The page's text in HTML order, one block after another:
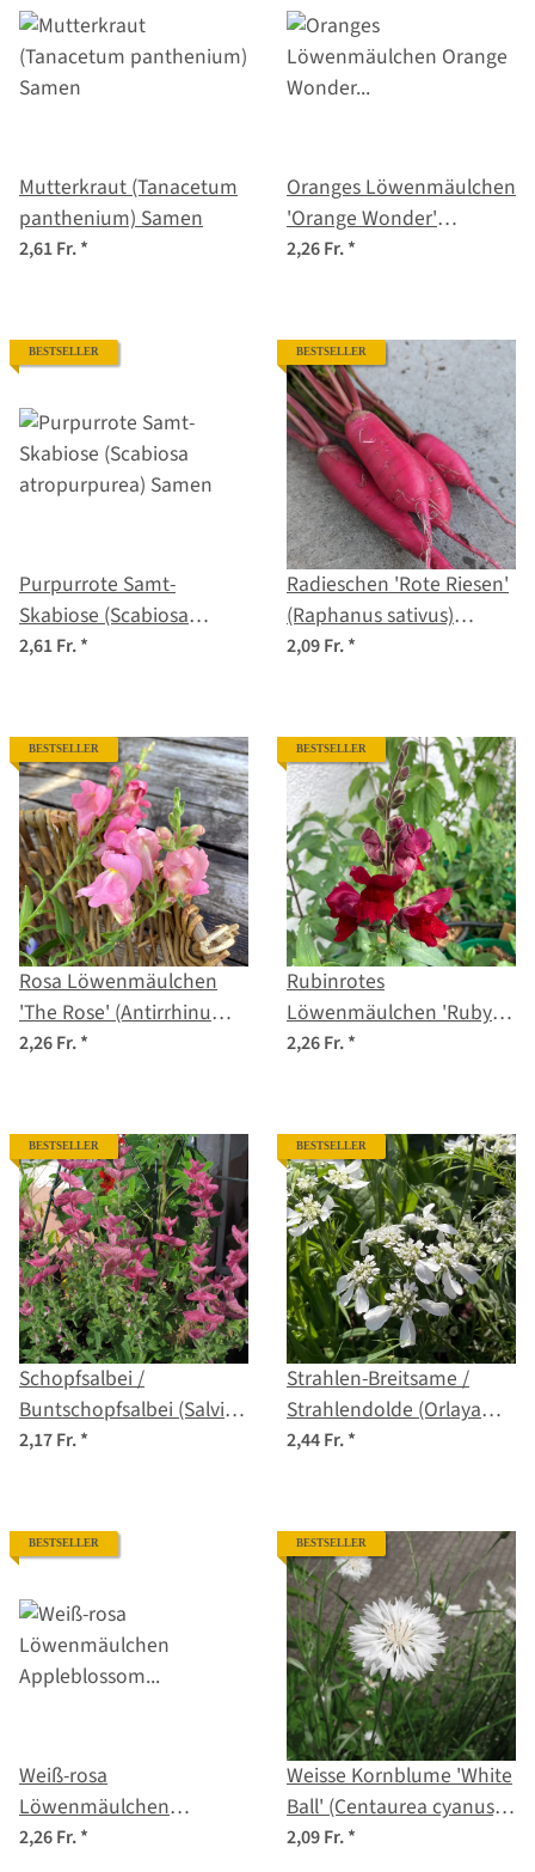
Mutterkraut (Tanacetum
panthenium) Samen
2,61 Fr.*
Oranges Löwenmäulchen
'Orange Wonder'
(Antirrhinum majus)
2,26 Fr.*
BESTSELLER
Purpurrote Samt-
Skabiose (Scabiosa
atropurpurea) Samen
2,61 Fr.*
BESTSELLER
Radieschen 'Rote Riesen'
(Raphanus sativus)
Samen
2,09 Fr.*
BESTSELLER
Rosa Löwenmäulchen
'The Rose' (Antirrhinum
majus) Samen
2,26 Fr.*
BESTSELLER
Rubinrotes
Löwenmäulchen 'Ruby'
(Antirrhinum majus)
2,26 Fr.*
BESTSELLER
Schopfsalbei /
Buntschopfsalbei (Salvia
viridis) Samen
2,17 Fr.*
BESTSELLER
Strahlen-Breitsame /
Strahlendolde (Orlaya
grandiflora) Samen
2,44 Fr.*
BESTSELLER
Weiß-rosa
Löwenmäulchen
'Appleblossom'
2,26 Fr.*
BESTSELLER
Weisse Kornblume 'White
Ball' (Centaurea cyanus)
Samen
2,09 Fr.*